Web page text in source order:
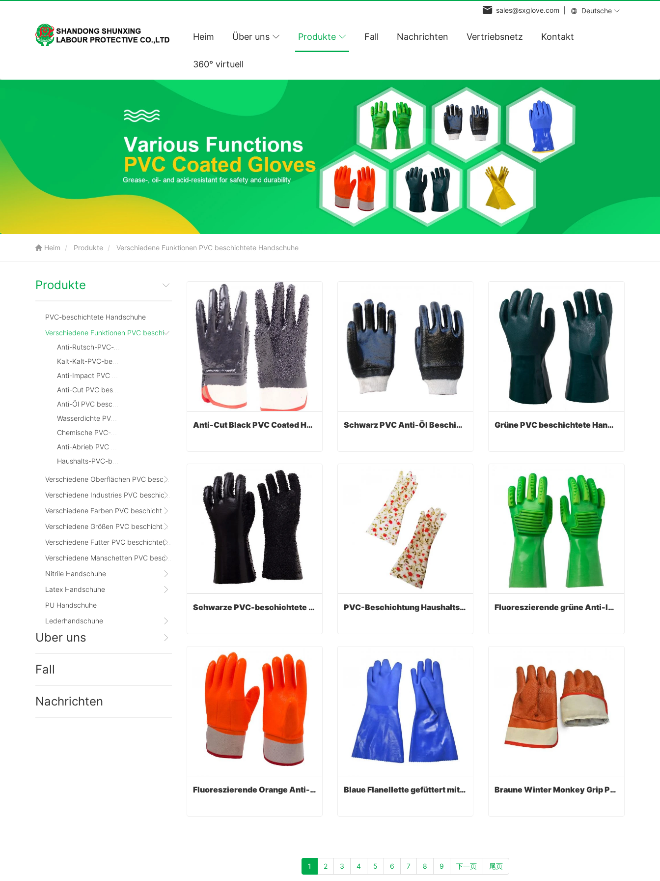
Deutsche
sales@sxglove.com |
Heim Über uns Produkte Fall Nachrichten Vertriebsnetz Kontakt
360° virtuell
Heim Produkte Verschiedene Funktionen PVC beschichtete Handschuhe
Produkte
PVC-beschichtete Handschuhe
Verschiedene Funktionen PVC beschichtete Handschuhe
Verschiedene Oberflächen PVC beschichtete Handschuhe
Verschiedene Industries PVC beschichtete Handschuhe
Verschiedene Farben PVC beschichtete Handschuhe
Verschiedene Größen PVC beschichtete Handschuhe
Verschiedene Futter PVC beschichtete Handschuhe
Verschiedene Manschetten PVC beschichtethandschuhe
Nitrile Handschuhe
Latex Handschuhe
PU Handschuhe
Lederhandschuhe
Über uns
Fall
Nachrichten
Anti-Cut Black PVC Coated Handschuhe
Contact Now
Schwarz PVC Anti-Öl Beschichtete Handschuhe
Contact Now
Grüne PVC beschichtete Handschuhe Sandy Finish
Contact Now
Schwarze PVC-beschichtete Handschuhe mit PVC-Chips
Contact Now
PVC-Beschichtung Haushaltsküchenhandschuhe mit bedrucktem Futter
Contact Now
Fluoreszierende grüne Anti-Impact PVC beschichtete Handschuhe
Fluoreszierende Orange Anti-Cold PVC beschichtete Handschuhe Blaue Flanellette gefüttert mit fettdichten Handschuhen Braune Winter Monkey Grip PVC Tauchhandschuhe
1 2 3 4 5 6 7 8 9 下一页 尾页